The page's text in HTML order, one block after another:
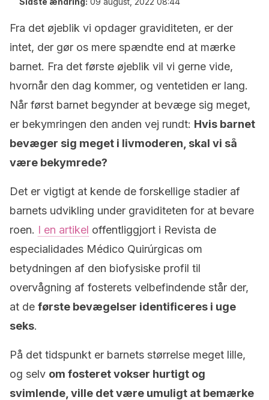
Fra det øjeblik vi opdager graviditeten, er der
intet, der gør os mere spændte end at mærke
barnet. Fra det første øjeblik vil vi gerne vide,
hvornår den dag kommer, og ventetiden er lang.
Når først barnet begynder at bevæge sig meget,
er bekymringen den anden vej rundt: Hvis barnet
bevæger sig meget i livmoderen, skal vi så
være bekymrede?
Det er vigtigt at kende de forskellige stadier af
barnets udvikling under graviditeten for at bevare
roen. I en artikel offentliggjort i Revista de
especialidades Médico Quirúrgicas om
betydningen af den biofysiske profil til
overvågning af fosterets velbefindende står der,
at de første bevægelser identificeres i uge
seks.
På det tidspunkt er barnets størrelse meget lille,
og selv om fosteret vokser hurtigt og
svimlende, ville det være umuligt at bemærke